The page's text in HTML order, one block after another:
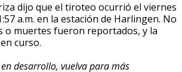
dijo que el tiroteo ocurrió el viernes
a.m. en la estación de Harlingen. No
o muertes fueron reportados, y la
curso.
desarrollo, vuelva para más